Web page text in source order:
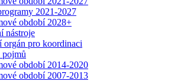
2021-2027
období 2028+
nástroje
orgán pro koordinaci
období 2014-2020
období 2007-2013